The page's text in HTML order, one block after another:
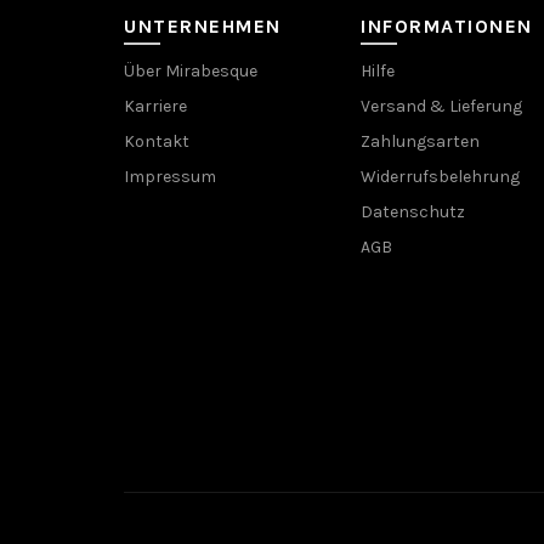
UNTERNEHMEN
Über Mirabesque
Karriere
Kontakt
Impressum
INFORMATIONEN
Hilfe
Versand & Lieferung
Zahlungsarten
Widerrufsbelehrung
Datenschutz
AGB